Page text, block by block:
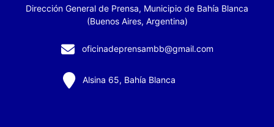
Dirección General de Prensa, Municipio de Bahía Blanca
(Buenos Aires, Argentina)
oficinadeprensambb@gmail.com
Alsina 65, Bahía Blanca